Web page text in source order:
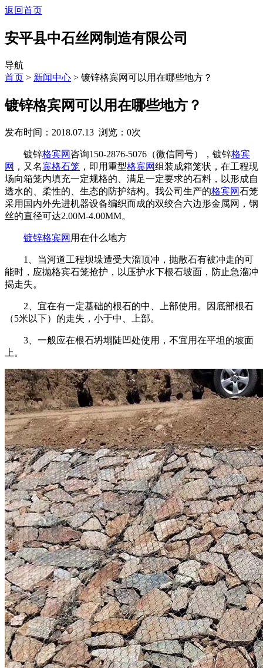
返回首页
安平县中石丝网制造有限公司
导航
首页 > 新闻中心 > 镀锌格宾网可以用在哪些地方？
镀锌格宾网可以用在哪些地方？
发布时间：2018.07.13 浏览： 0次
镀锌格宾网 咨询150-2876-5076（微信同号），镀锌格宾
网 ，又名宾格石笼 ，即用重型格宾网组装成箱笼状，在工程现
场向箱笼内填充一定规格的、满足一定要求的石料，以形成自
透水的、柔性的、生态的防护结构。我公司生产的格宾网石笼
采用国内外先进机器设备编织而成的双绞合六边形金属网，钢
丝的直径可达2.00M-4.00MM。
镀锌格宾网 用在什么地方
1、当河道工程坝垛遭受大溜顶冲，抛散石有被冲走的可
能时，应抛格宾石笼抢护，以压护水下根石坡面，防止急溜冲
揭走失。
2、宜在有一定基础的根石的中、上部使用。因底部根石
（5米以下）的走失，小于中、上部。
3、一般应在根石坍塌陡凹处使用，不宜用在平坦的坡面
上。